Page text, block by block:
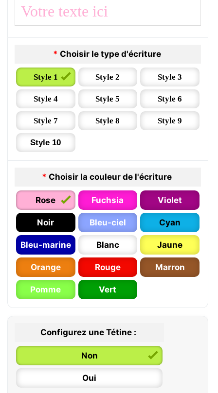
* Choisir le type d'écriture
Style 1 Style 2 Style 3
Style 4 Style 5 Style 6
Style 7 Style 8 Style 9
Style 10
* Choisir la couleur de l'écriture
Rose Fuchsia Violet
Noir Bleu-ciel Cyan
Bleu-marine Blanc Jaune
Orange Rouge Marron
Pomme Vert
Configurez une Tétine :
Non
Oui